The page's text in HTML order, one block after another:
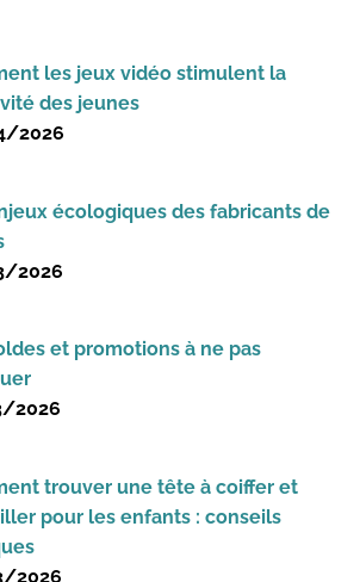
les jeux vidéo stimulent la
des jeunes
2026
écologiques des fabricants de
2026
et promotions à ne pas
2026
trouver une tête à coiffer et
pour les enfants : conseils
2026